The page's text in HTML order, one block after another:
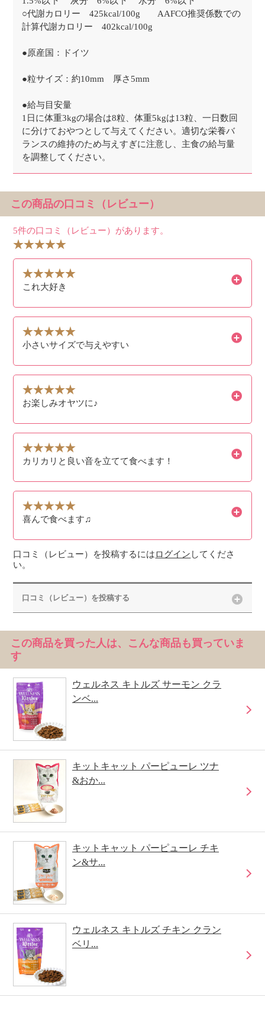
○代謝カロリー 425kcal/100g AAFCO推奨係数での
計算代謝カロリー 402kcal/100g
●原産国：ドイツ
●粒サイズ：約10mm 厚さ5mm
●給与目安量
1日に体重3kgの場合は8粒、体重5kgは13粒、一日数回
に分けておやつとして与えてください。適切な栄養バ
ランスの維持のため与えすぎに注意し、主食の給与量
を調整してください。
この商品の口コミ（レビュー）
5件の口コミ（レビュー）があります。
これ大好き
小さいサイズで与えやすい
お楽しみオヤツに♪
カリカリと良い音を立てて食べます！
喜んで食べます♫
口コミ（レビュー）を投稿するにはログイン してくださ
い。
口コミ（レビュー）を投稿する
この商品を買った人は、こんな商品も買っていま
す
ウェルネス キトルズ サーモン クラ
ンベ...
キットキャット パーピューレ ツナ
&おか...
キットキャット パーピューレ チキ
ン&サ...
ウェルネス キトルズ チキン クラン
ベリ...